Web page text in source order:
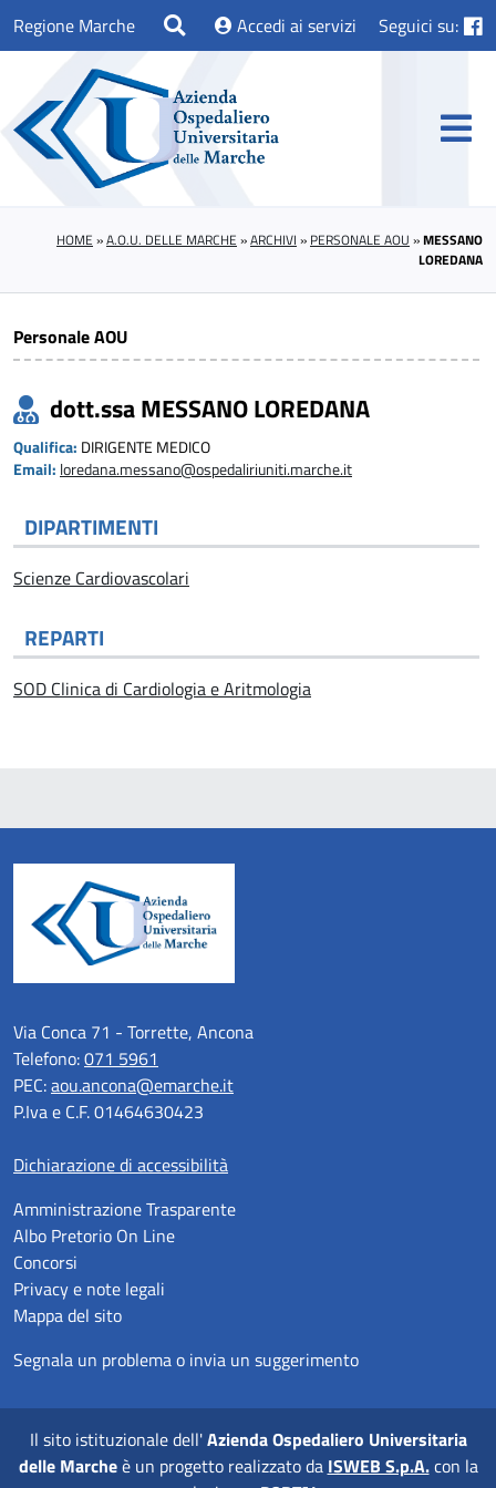
Regione Marche Accedi ai servizi Seguici su:
HOME »A.O.U. DELLE MARCHE »ARCHIVI » PERSONALE AOU »MESSANO
LOREDANA
Personale AOU
dott.ssa MESSANO LOREDANA
Qualifica: DIRIGENTE MEDICO
Email: loredana.messano@ospedaliriuniti.marche.it
DIPARTIMENTI
Scienze Cardiovascolari
REPARTI
SOD Clinica di Cardiologia e Aritmologia
Via Conca 71 - Torrette, Ancona
Telefono:071 5961
PEC:aou.ancona@emarche.it
P.Iva e C.F. 01464630423
Dichiarazione di accessibilità
Amministrazione Trasparente
Albo Pretorio On Line
Concorsi
Privacy e note legali
Mappa del sito
Segnala un problema o invia un suggerimento
Il sito istituzionale dell'Azienda Ospedaliero Universitaria
delle Marcheè un progetto realizzato da ISWEB S.p.A.con la